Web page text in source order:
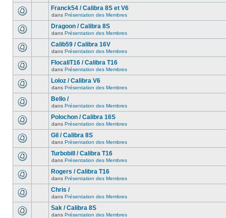
Franck54 / Calibra 8S et V6
dans Présentation des Membres
Dragoon / Calibra 8S
dans Présentation des Membres
Calib59 / Calibra 16V
dans Présentation des Membres
FlocaliT16 / Calibra T16
dans Présentation des Membres
Loloz / Calibra V6
dans Présentation des Membres
Bello /
dans Présentation des Membres
Polochon / Calibra 16S
dans Présentation des Membres
Gil / Calibra 8S
dans Présentation des Membres
Turbobill / Calibra T16
dans Présentation des Membres
Rogers / Calibra T16
dans Présentation des Membres
Chris /
dans Présentation des Membres
Sak / Calibra 8S
dans Présentation des Membres